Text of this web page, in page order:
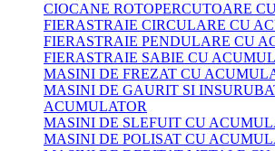
CIOCANE ROTOPERCUTOARE
FIERASTRAIE CIRCULARE CU
FIERASTRAIE PENDULARE CU
FIERASTRAIE SABIE CU
MASINI DE FREZAT CU
MASINI DE GAURIT SI
ACUMULATOR
MASINI DE SLEFUIT CU
MASINI DE POLISAT CU